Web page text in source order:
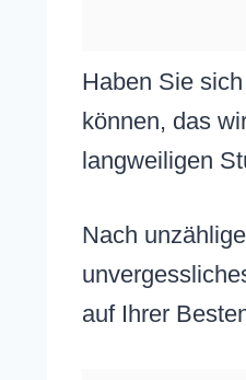
Haben Sie
können, das
langweiligen
Nach
auf Ihrer